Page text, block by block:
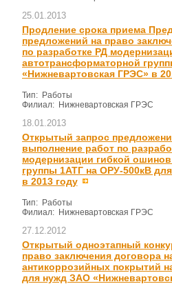
25.01.2013
Продление срока приема
предложений на право
по разработке РД
автотрансформаторной
«Нижневартовская ГРЭС» в
Тип: Работы
Филиал: Нижневартовская ГРЭС
18.01.2013
Открытый запрос
выполнение работ по
модернизации гибкой
группы 1АТГ на ОРУ-500кВ
в 2013 году
Тип: Работы
Филиал: Нижневартовская ГРЭС
27.12.2012
Открытый одноэтапный
право заключения договора
антикоррозийных покрытий
для нужд ЗАО